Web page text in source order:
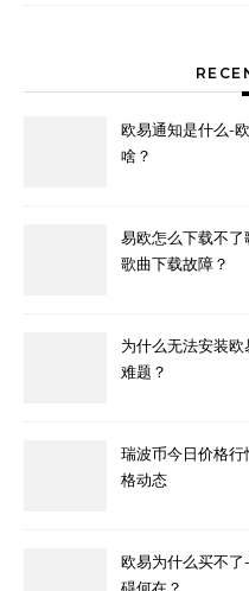
欧易通知是什么-
啥？
易欧怎么下载不了
歌曲下载故障？
为什么无法安装
难题？
瑞波币今日价格
格动态
欧易为什么买不